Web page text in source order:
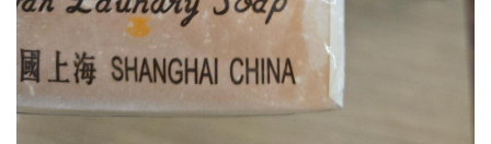
士
教
堂